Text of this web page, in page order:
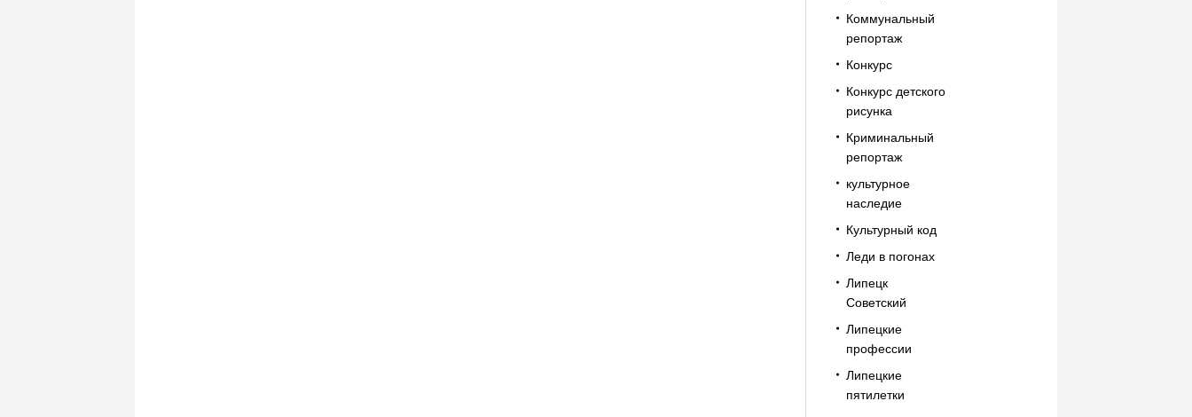
Коммунальный
репортаж
Конкурс
Конкурс детского
рисунка
Криминальный
репортаж
культурное
наследие
Культурный код
Леди в погонах
Липецк
Советский
Липецкие
профессии
Липецкие
пятилетки